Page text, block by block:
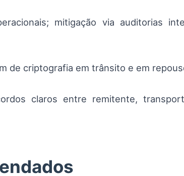
mitigação via auditorias
de criptografia em trânsito e em
claros entre remitente,